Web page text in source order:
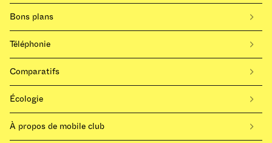
Bons plans
Téléphonie
Comparatifs
Écologie
À propos de mobile club